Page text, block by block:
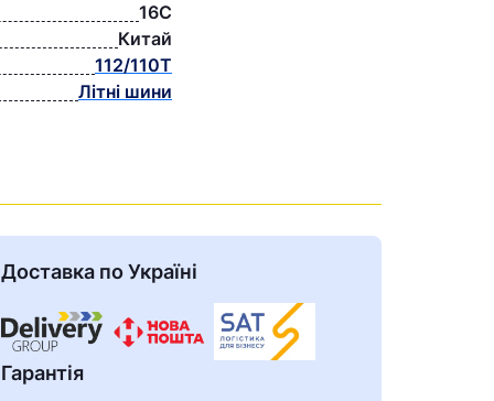
16C
Китай
112/110T
Літні шини
Доставка по Україні
Гарантія